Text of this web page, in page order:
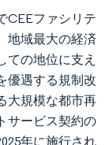
CEEファシリテ
地域最大の経済
ての地位に支え
優遇する規制改
大規模な都市再
サービス契約の
年に施行され